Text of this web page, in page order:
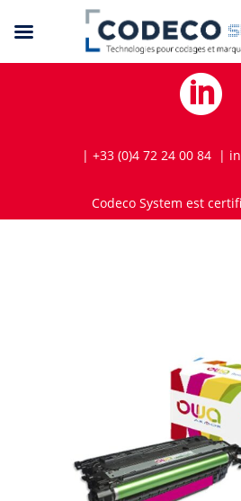

| +33 (0)4 72 24 00 84 |
Codeco System est